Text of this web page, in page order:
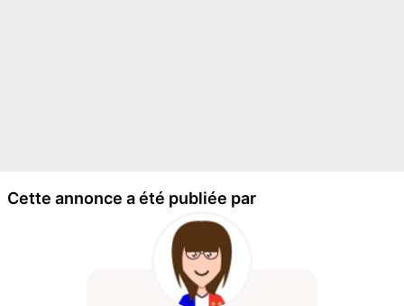
Cette annonce a été publiée par